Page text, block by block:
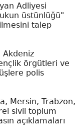
Adliyesi
üstünlüğü"
talep
Akdeniz
örgütleri ve
polis
Mersin, Trabzon,
sivil toplum
açıklamaları